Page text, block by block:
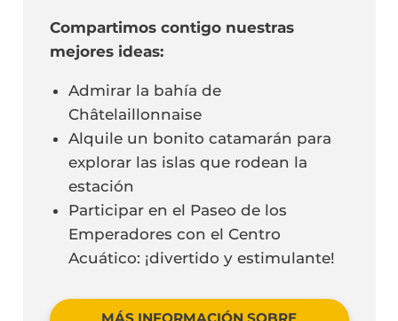
Compartimos contigo nuestras
mejores ideas:
Admirar la bahía de
Châtelaillonnaise
Alquile un bonito catamarán para
explorar las islas que rodean la
estación
Participar en el Paseo de los
Emperadores con el Centro
Acuático: ¡divertido y estimulante!